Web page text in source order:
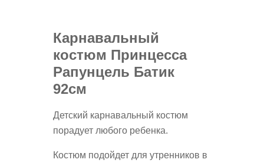
Карнавальный
костюм Принцесса
Рапунцель Батик
92см
Детский карнавальный костюм
порадует любого ребенка.
Костюм подойдет для утренников в